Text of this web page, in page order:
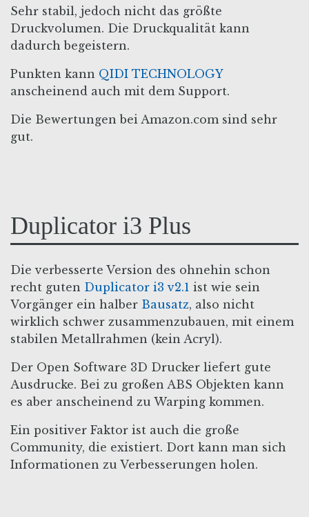
Sehr stabil, jedoch nicht das größte
Druckvolumen. Die Druckqualität kann
dadurch begeistern.
Punkten kann QIDI TECHNOLOGY
anscheinend auch mit dem Support.
Die Bewertungen bei Amazon.com sind sehr
gut.
Duplicator i3 Plus
Die verbesserte Version des ohnehin schon
recht guten Duplicator i3 v2.1 ist wie sein
Vorgänger ein halber Bausatz, also nicht
wirklich schwer zusammenzubauen, mit einem
stabilen Metallrahmen (kein Acryl).
Der Open Software 3D Drucker liefert gute
Ausdrucke. Bei zu großen ABS Objekten kann
es aber anscheinend zu Warping kommen.
Ein positiver Faktor ist auch die große
Community, die existiert. Dort kann man sich
Informationen zu Verbesserungen holen.